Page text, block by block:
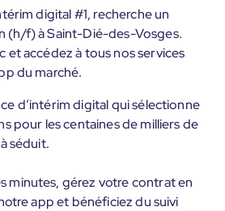
digital #1, recherche un
(h/f) à Saint-Dié-des-Vosges.
et accédez à tous nos services
du marché.
d’intérim digital qui sélectionne
pour les centaines de milliers de
séduit.
minutes, gérez votre contrat en
app et bénéficiez du suivi